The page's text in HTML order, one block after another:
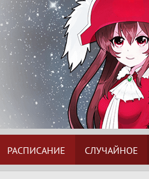
РАСПИСАНИЕ СЛУЧАЙНОЕ